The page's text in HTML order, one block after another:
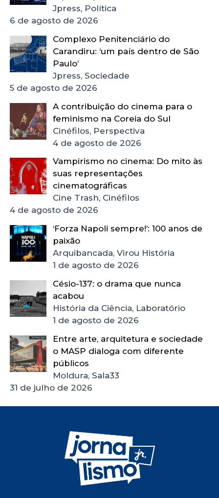
Jpress, Política
6 de agosto de 2026
Complexo Penitenciário do
Carandiru: ‘um país dentro de São
Paulo’
Jpress, Sociedade
5 de agosto de 2026
A contribuição do cinema para o
feminismo na Coreia do Sul
Cinéfilos, Perspectiva
4 de agosto de 2026
Vampirismo no cinema: Do mito às
suas representações
cinematográficas
Cine Trash, Cinéfilos
4 de agosto de 2026
‘Forza Napoli sempre!’: 100 anos de
paixão
Arquibancada, Virou História
1 de agosto de 2026
Césio-137: o drama que nunca
acabou
História da Ciência, Laboratório
1 de agosto de 2026
Entre arte, arquitetura e sociedade
o MASP dialoga com diferente
públicos
Moldura, Sala33
31 de julho de 2026